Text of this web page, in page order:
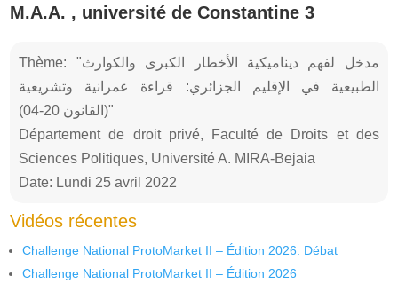
M.A.A. , université de Constantine 3
Thème: "مدخل لفهم ديناميكية الأخطار الكبرى والكوارث
الطبيعية في الإقليم الجزائري: قراءة عمرانية وتشريعية
(القانون 20-04)"
Département de droit privé, Faculté de Droits et des
Sciences Politiques, Université A. MIRA-Bejaia
Date: Lundi 25 avril 2022
Vidéos récentes
Challenge National ProtoMarket II – Édition 2026. Débat
Challenge National ProtoMarket II – Édition 2026